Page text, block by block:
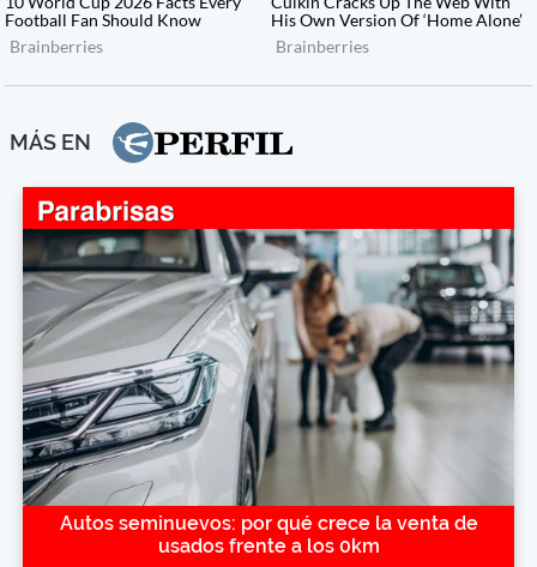
MÁS EN
Autos seminuevos: por qué crece la venta de
usados frente a los 0km